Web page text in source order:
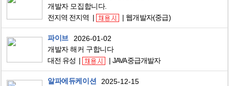
개발자 모집합니다.
전지역 전지역
웹개발자(중급)
파이브
2026-01-02
개발자 해커 구합니다
대전 유성
JAVA중급개발자
알파에듀케이션
2025-12-15